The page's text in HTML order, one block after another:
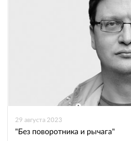
29 августа 2023
"Без поворотника и рычага"